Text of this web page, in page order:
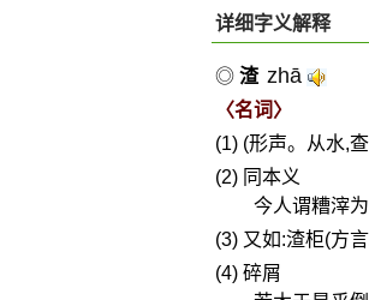
详细字义解释
◎ 渣 zhā
〈名词〉
(1) (形声。从水,
(2) 同本义
今人谓糟滓
(3) 又如:渣柜(方
(4) 碎屑